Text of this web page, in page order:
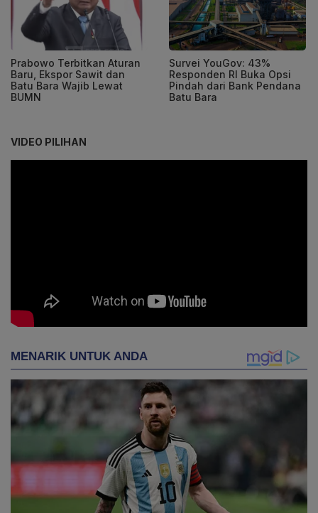
Prabowo Terbitkan Aturan
Baru, Ekspor Sawit dan
Batu Bara Wajib Lewat
BUMN
Survei YouGov: 43%
Responden RI Buka Opsi
Pindah dari Bank Pendana
Batu Bara
VIDEO PILIHAN